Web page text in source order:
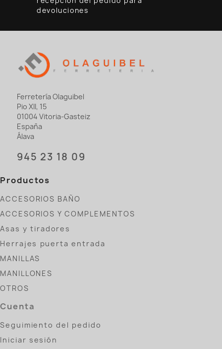
devoluciones
Ferretería Olaguibel
Pio XII, 15
01004 Vitoria-Gasteiz
España
Álava
945 23 18 09
Productos
ACCESORIOS BAÑO
ACCESORIOS Y COMPLEMENTOS
Asas y tiradores
Herrajes puerta entrada
MANILLAS
MANILLONES
OTROS
Cuenta
Seguimiento del pedido
Iniciar sesión